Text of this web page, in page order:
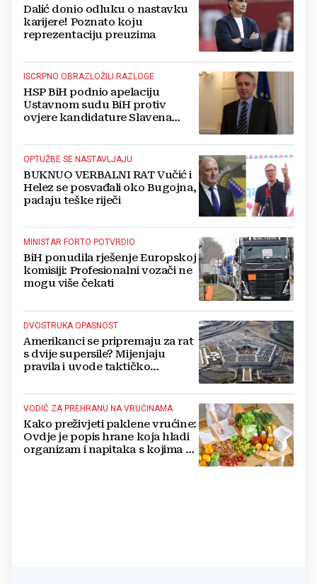
Dalić donio odluku o nastavku
karijere! Poznato koju
reprezentaciju preuzima
ISCRPNO OBRAZLOŽILI RAZLOGE
HSP BiH podnio apelaciju
Ustavnom sudu BiH protiv
ovjere kandidature Slavena
OPTUŽBE SE NASTAVLJAJU
BUKNUO VERBALNI RAT Vučić i
Helez se posvađali oko Bugojna,
padaju teške riječi
MINISTAR FORTO POTVRDIO
BiH ponudila rješenje Europskoj
komisiji: Profesionalni vozači ne
mogu više čekati
DVOSTRUKA OPASNOST
Amerikanci se pripremaju za rat
s dvije supersile? Mijenjaju
pravila i uvode taktičko
VODIČ ZA PREHRANU NA VRUĆINAMA
Kako preživjeti paklene vrućine:
Ovdje je popis hrane koja hladi
organizam i napitaka s kojima si